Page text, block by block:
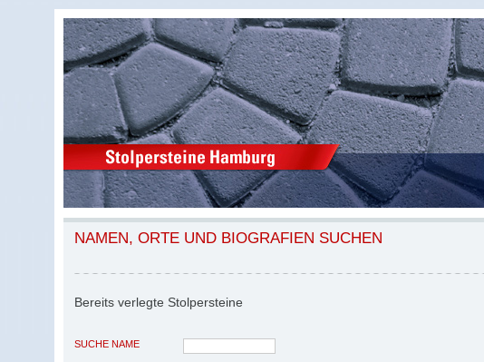
NAMEN, ORTE UND BIOGRAFIEN SUCHEN
Bereits verlegte Stolpersteine
SUCHE NAME